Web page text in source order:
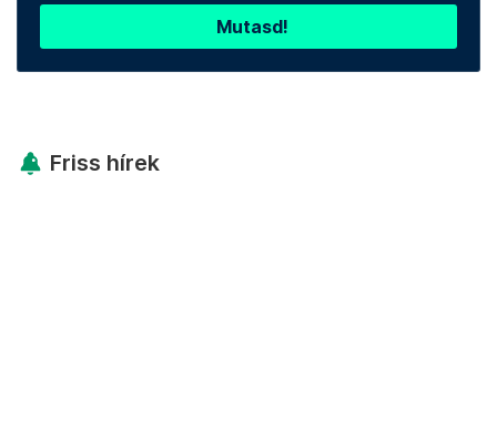
Mutasd!
Friss hírek